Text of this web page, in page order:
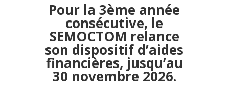
Pour la 3ème année
consécutive, le
SEMOCTOM relance
son dispositif d’aides
financières, jusqu’au
30 novembre 2026.